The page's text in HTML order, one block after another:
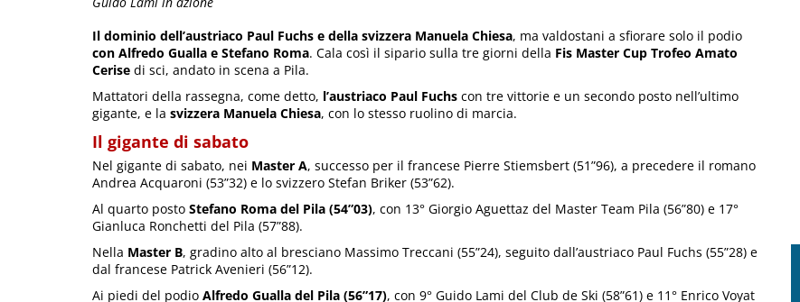
Il dominio dell’austriaco Paul Fuchs e della svizzera Manuela Chiesa, ma valdostani a sfiorare solo il podio
con Alfredo Gualla e Stefano Roma. Cala così il sipario sulla tre giorni della Fis Master Cup Trofeo Amato
Cerise di sci, andato in scena a Pila.
Mattatori della rassegna, come detto, l’austriaco Paul Fuchs con tre vittorie e un secondo posto nell’ultimo
gigante, e la svizzera Manuela Chiesa, con lo stesso ruolino di marcia.
Il gigante di sabato
Nel gigante di sabato, nei Master A, successo per il francese Pierre Stiemsbert (51”96), a precedere il romano
Andrea Acquaroni (53”32) e lo svizzero Stefan Briker (53”62).
Al quarto posto Stefano Roma del Pila (54”03), con 13° Giorgio Aguettaz del Master Team Pila (56”80) e 17°
Gianluca Ronchetti del Pila (57”88).
Nella Master B, gradino alto al bresciano Massimo Treccani (55”24), seguito dall’austriaco Paul Fuchs (55”28) e
dal francese Patrick Avenieri (56”12).
Ai piedi del podio Alfredo Gualla del Pila (56”17), con 9° Guido Lami del Club de Ski (58”61) e 11° Enrico Voyat